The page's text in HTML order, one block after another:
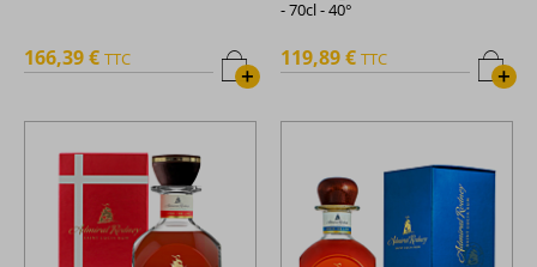
+
166,39 € TTC
- 70cl - 40°
+
119,89 € TTC